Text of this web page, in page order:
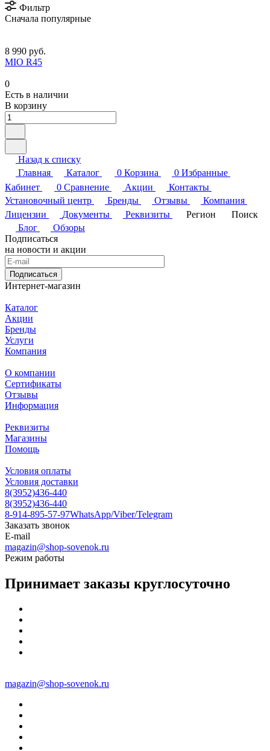
Фильтр
Сначала популярные
8 990 руб.
MIO R45
0
Есть в наличии
В корзину
Назад к списку
Главная
Каталог 0 Корзина 0 Избранные
Кабинет
0 Сравнение Акции
Контакты
Установочный центр
Бренды Отзывы
Компания
Лицензии
Документы Реквизиты Регион
Поиск
Блог
Обзоры
Подписаться
на новости и акции
Подписаться
Интернет-магазин
Каталог
Акции
Бренды
Услуги
Компания
О компании
Сертификаты
Отзывы
Информация
Реквизиты
Магазины
Помощь
Условия оплаты
Условия доставки
8(3952)436-440
8(3952)436-440
8-914-895-57-97WhatsApp/Viber/Telegram
Заказать звонок
E-mail
magazin@shop-sovenok.ru
Режим работы
Принимает заказы круглосуточно
magazin@shop-sovenok.ru